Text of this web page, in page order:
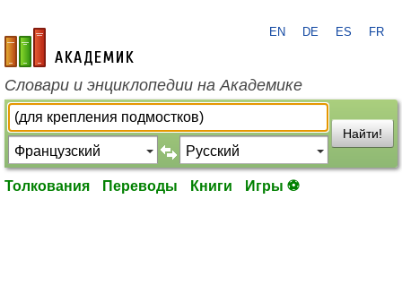
academic.ru
EN DE ES FR
Словари и энциклопедии на Академике
Найти!
Толкования Переводы Книги Игры ⚽